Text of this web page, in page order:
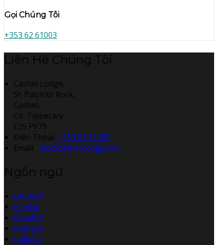
Gọi Chúng Tôi
+353 62 61003
Liên Hệ Chúng Tôi
Cashel Lodge,
St. Patricks Rock,
Cashel,
Co. Tipperary
E25 PY79
Điện Thoại: +353 62 61003
Email: info@cashel-lodge.com
Ngôn ngữ
Deutsch
English
Español
Français
Italiano